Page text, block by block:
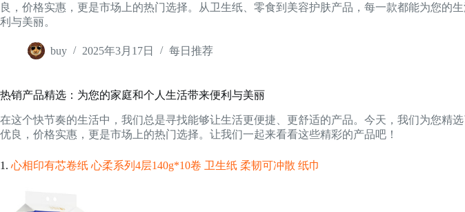
良，价格实惠，更是市场上的热门选择。从卫生纸、零食到美容护肤产品，每一款都能为您的
利与美丽。
buy 2025年3月17日 每日推荐
热销产品精选：为您的家庭和个人生活带来便利与美丽
在这个快节奏的生活中，我们总是寻找能够让生活更便捷、更舒适的产品。今天，我们为您精
优良，价格实惠，更是市场上的热门选择。让我们一起来看看这些精彩的产品吧！
1. 心相印有芯卷纸 心柔系列4层140g*10卷 卫生纸 柔韧可冲散 纸巾